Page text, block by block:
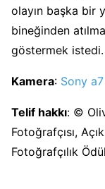
olayın başka bir
bineğinden
göstermek istedi.
Kamera: Sony
Telif hakkı: ©
Fotoğrafçısı,
Fotoğrafçılık